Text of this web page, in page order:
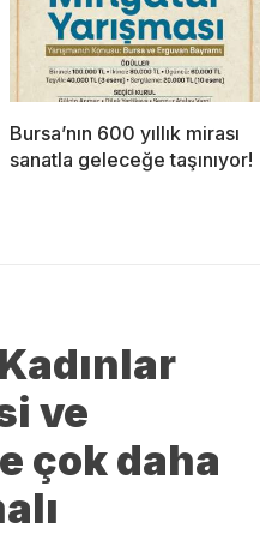
Bursa’nın 600 yıllık mirası
sanatla geleceğe taşınıyor!
ve
çok daha